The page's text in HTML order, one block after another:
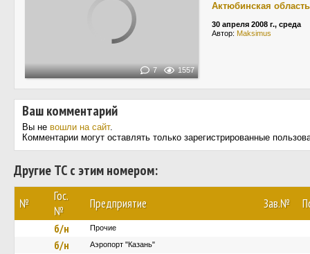
7 1557
Актюбинская область
30 апреля 2008 г., среда
Автор: Maksimus
Ваш комментарий
Вы не вошли на сайт.
Комментарии могут оставлять только зарегистрированные
Другие ТС с этим номером:
№
Гос.
№
Предприятие Зав.№
б/н Прочие
б/н Аэропорт "Казань"